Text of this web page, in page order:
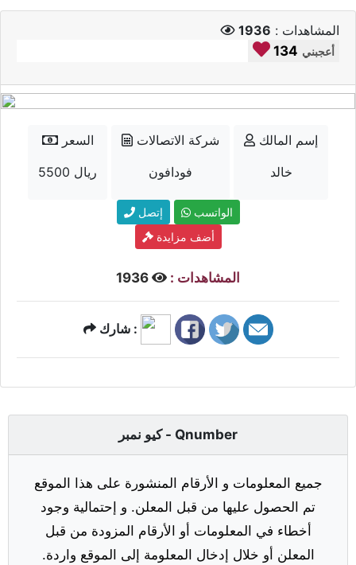
المشاهدات : 1936
134 أعجبني
السعر
5500 ريال
شركة الاتصالات
فودافون
إسم المالك
خالد
إتصل
الواتسب
أضف مزايدة
المشاهدات :
شارك :
كيو نمبر - Qnumber
جميع المعلومات و الأرقام المنشورة على هذا الموقع
تم الحصول عليها من قبل المعلن. و إحتمالية وجود
أخطاء في المعلومات أو الأرقام المزودة من قبل
المعلن أو خلال إدخال المعلومة إلى الموقع واردة.